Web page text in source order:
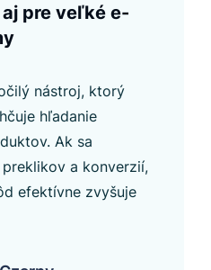
pre veľké e-
nástroj, ktorý
hľadanie
Ak sa
a konverzií,
efektívne zvyšuje